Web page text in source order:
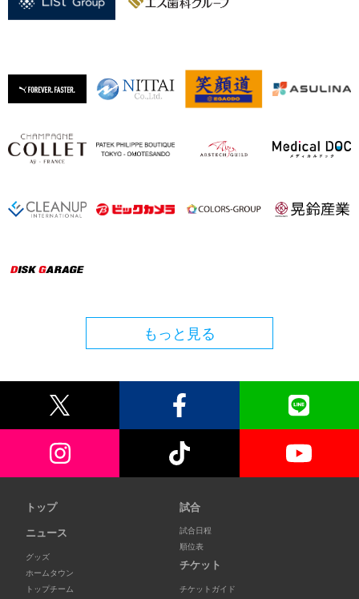
もっと見る
トップ
ニュース
グッズ
ホームタウン
トップチーム
試合
試合日程
順位表
チケット
チケットガイド